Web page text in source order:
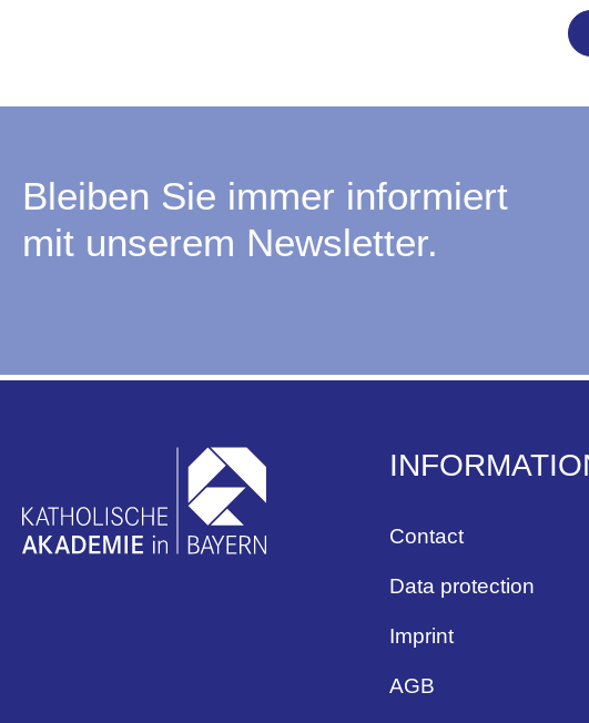
Bleiben Sie immer informiert
mit unserem Newsletter.
Contact
Data protection
Imprint
AGB